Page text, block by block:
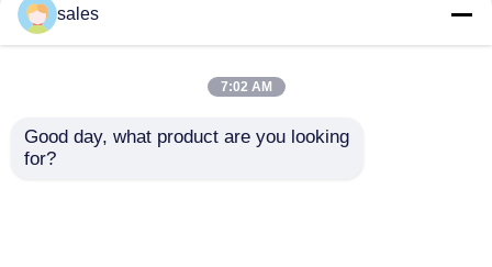
di tensionamento
idraulico del cilindro
sales
7:02 AM
Good day, what product are you looking
for?